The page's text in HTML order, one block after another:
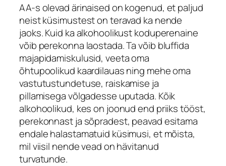
AA-s olevad ärinaised on kogenud, et paljud
neist küsimustest on teravad ka nende
jaoks. Kuid ka alkohoolikust koduperenaine
võib perekonna laostada. Ta võib bluffida
majapidamiskulusid, veeta oma
õhtupoolikud kaardilauas ning mehe oma
vastutustundetuse, raiskamise ja
pillamisega võlgadesse uputada. Kõik
alkohoolikud, kes on joonud end priiks tööst,
perekonnast ja sõpradest, peavad esitama
endale halastamatuid küsimusi, et mõista,
mil viisil nende vead on hävitanud
turvatunde.